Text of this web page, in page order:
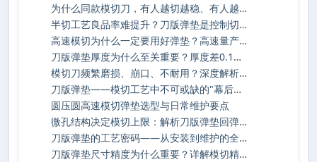
为什么同款模切刀，有人越切越稳、有人越切
半切工艺良品率难提升？刀版弹垫是控制切入
高速模切为什么一定要用好弹垫？高速量产下
刀版弹垫厚度为什么至关重要？厚度差0.1mm，
模切刀频繁磨损、崩口、不耐用？深度解析损
刀版弹垫——模切工艺中不可或缺的"幕后功臣
圆压圆高速模切弹垫选型与日常维护要点
微孔结构决定模切上限：解析刀版弹垫回弹与
刀版弹垫的工艺密码——从安装到维护的全生
刀版弹垫尺寸精度为什么重要？详解模切精度